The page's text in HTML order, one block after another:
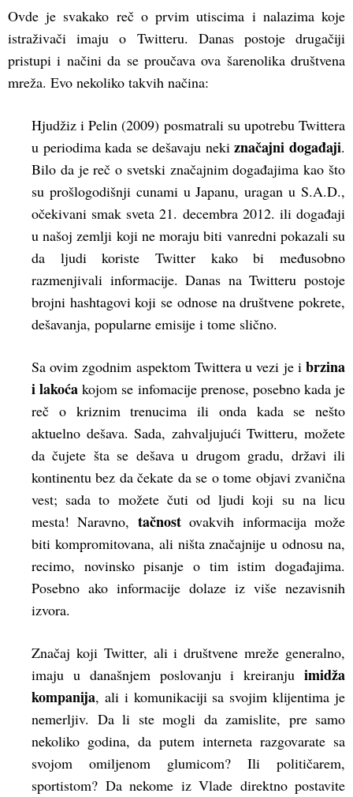
Ovde je svakako reč o prvim utiscima i nalazima koje
istraživači imaju o Twitteru. Danas postoje drugačiji
pristupi i načini da se proučava ova šarenolika društvena
mreža. Evo nekoliko takvih načina:
Hjudžiz i Pelin (2009) posmatrali su upotrebu Twittera
u periodima kada se dešavaju nekiznačajni događaji.
Bilo da je reč o svetski značajnim događajima kao što
su prošlogodišnji cunami u Japanu, uragan u S.A.D.,
očekivani smak sveta 21. decembra 2012. ili događaji
u našoj zemlji koji ne moraju biti vanredni pokazali su
da ljudi koriste Twitter kako bi međusobno
razmenjivali informacije. Danas na Twitteru postoje
brojni hashtagovi koji se odnose na društvene pokrete,
dešavanja, popularne emisije i tome slično.
Sa ovim zgodnim aspektom Twittera u vezi je i brzina
i lakoća kojom se infomacije prenose, posebno kada je
reč o kriznim trenucima ili onda kada se nešto
aktuelno dešava. Sada, zahvaljujući Twitteru, možete
da čujete šta se dešava u drugom gradu, državi ili
kontinentu bez da čekate da se o tome objavi zvanična
vest; sada to možete čuti od ljudi koji su na licu
mesta! Naravno, tačnostovakvih informacija može
biti kompromitovana, ali ništa značajnije u odnosu na,
recimo, novinsko pisanje o tim istim događajima.
Posebno ako informacije dolaze iz više nezavisnih
izvora.
Značaj koji Twitter, ali i društvene mreže generalno,
imaju u današnjem poslovanju i kreiranju imidža
kompanija, ali i komunikaciji sa svojim klijentima je
nemerljiv. Da li ste mogli da zamislite, pre samo
nekoliko godina, da putem interneta razgovarate sa
svojom omiljenom glumicom? Ili političarem,
sportistom? Da nekome iz Vlade direktno postavite